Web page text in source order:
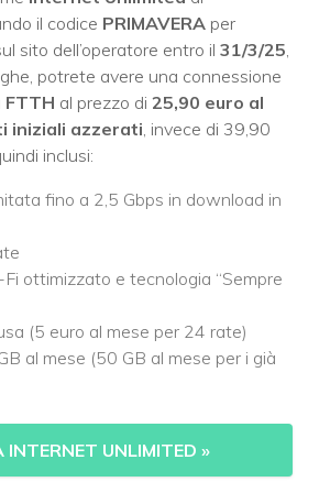
il codice PRIMAVERA per
sito dell’operatore entro il 31/3/25
potrete avere una connessione
al prezzo di 25,90 euro al
iniziali azzerati , invece di 39,90
inclusi:
fino a 2,5 Gbps in download in
ottimizzato e tecnologia “Sempre
(5 euro al mese per 24 rate)
al mese (50 GB al mese per i già
UNLIMITED »